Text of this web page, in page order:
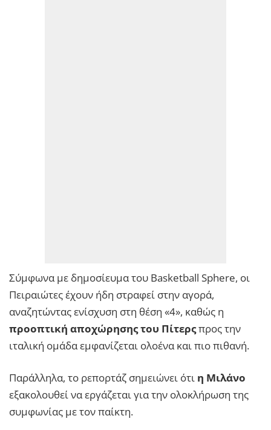
Σύμφωνα με δημοσίευμα του Basketball Sphere, οι
Πειραιώτες έχουν ήδη στραφεί στην αγορά,
αναζητώντας ενίσχυση στη θέση «4», καθώς η
προοπτική αποχώρησης του Πίτερςπρος την
ιταλική ομάδα εμφανίζεται ολοένα και πιο πιθανή.
Παράλληλα, το ρεπορτάζ σημειώνει ότι η Μιλάνο
εξακολουθεί να εργάζεται για την ολοκλήρωση της
συμφωνίας με τον παίκτη.